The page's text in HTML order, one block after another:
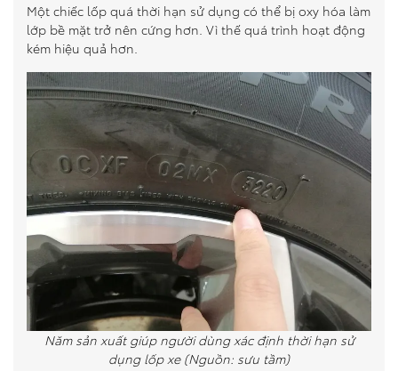
Một chiếc lốp quá thời hạn sử dụng có thể bị oxy hóa làm
lớp bề mặt trở nên cứng hơn. Vì thế quá trình hoạt động
kém hiệu quả hơn.
Năm sản xuất giúp người dùng xác định thời hạn sử
dụng lốp xe (Nguồn: sưu tầm)